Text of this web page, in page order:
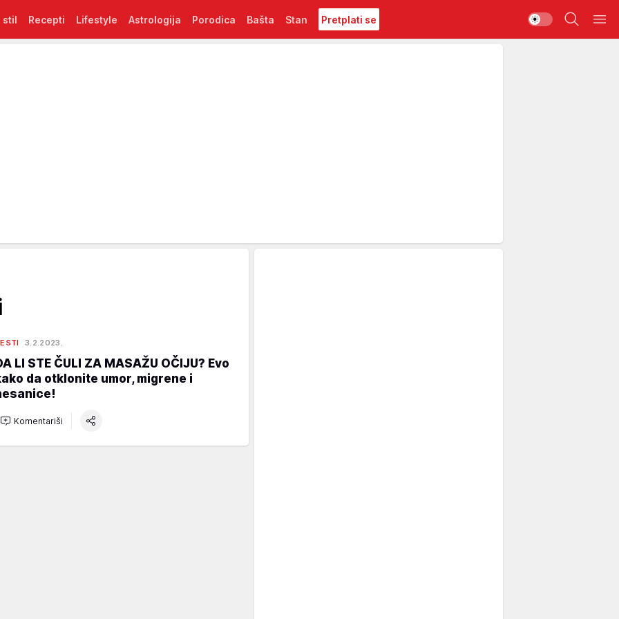
stil Recepti Lifestyle Astrologija Porodica Bašta Stan Pretplati se
3.2.2023.
LI STE ČULI ZA MASAŽU OČIJU? Evo
da otklonite umor, migrene i
Komentariši